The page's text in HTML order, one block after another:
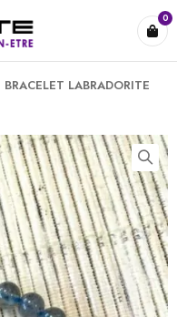
0
BRACELET LABRADORITE